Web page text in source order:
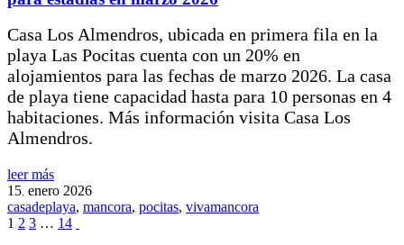
Casa Los Almendros, ubicada en primera fila en la
playa Las Pocitas cuenta con un 20% en
alojamientos para las fechas de marzo 2026. La casa
de playa tiene capacidad hasta para 10 personas en 4
habitaciones. Más información visita Casa Los
Almendros.
leer más
15. enero 2026
casadeplaya, mancora, pocitas, vivamancora
1 2 3 … 14